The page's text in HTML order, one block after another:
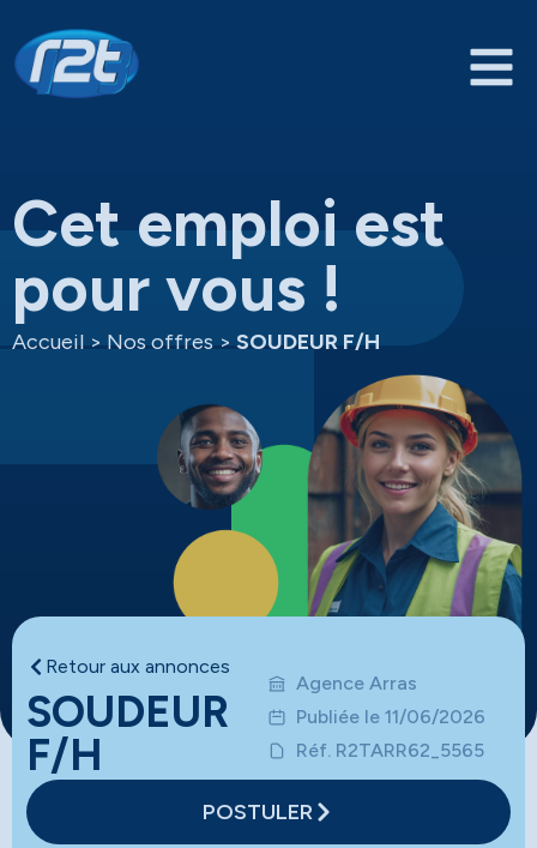
Cet emploi est
pour vous !
Accueil > Nos offres > SOUDEUR F/H
Retour aux annonces
SOUDEUR
F/H
Agence Arras
Publiée le 11/06/2026
Réf. R2TARR62_5565
POSTULER